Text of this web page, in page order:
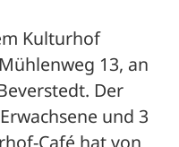
Kulturhof
13, an
Der
und 3